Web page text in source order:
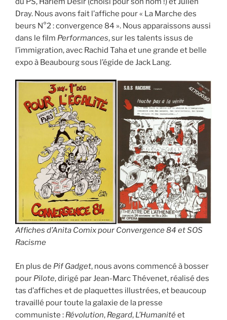
Dray. Nous avons fait l’affiche pour « La Marche des
beurs N°2 : convergence 84 ». Nous apparaissons aussi
dans le film Performances, sur les talents issus de
l’immigration, avec Rachid Taha et une grande et belle
expo à Beaubourg sous l’égide de Jack Lang.
Affiches d’Anita Comix pour Convergence 84 et SOS
Racisme
En plus de Pif Gadget, nous avons commencé à bosser
pour Pilote, dirigé par Jean-Marc Thévenet, réalisé des
tas d’affiches et de plaquettes illustrées, et beaucoup
travaillé pour toute la galaxie de la presse
communiste : Révolution, Regard, L’Humanitéet